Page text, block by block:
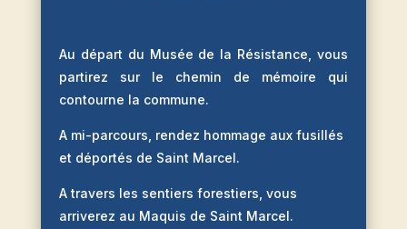
Au départ du Musée de la Résistance, vous
partirez sur le chemin de mémoire qui
contourne la commune.
A mi-parcours, rendez hommage aux fusillés
et déportés de Saint Marcel.
A travers les sentiers forestiers, vous
arriverez au Maquis de Saint Marcel.